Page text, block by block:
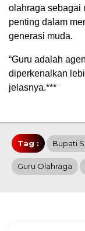
olahraga sebagai
penting dalam
generasi muda.
“Guru adalah
diperkenalkan
jelasnya.***
Tag : Bupati
Guru Olahraga